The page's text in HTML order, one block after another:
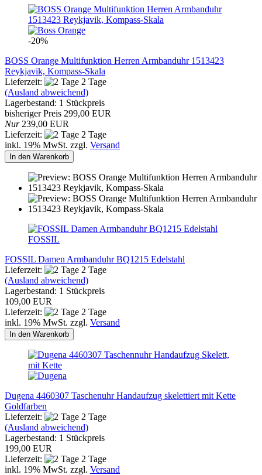
-20%
BOSS Orange Multifunktion Herren Armbanduhr 1513423
Reykjavik, Kompass-Skala
Lieferzeit:
2 Tage
(Ausland abweichend)
Lagerbestand: 1 Stückpreis
bisheriger Preis 299,00 EUR
Nur239,00 EUR
Lieferzeit:
2 Tage
inkl. 19% MwSt. zzgl. Versand
In den Warenkorb
FOSSIL
FOSSIL Damen Armbanduhr BQ1215 Edelstahl
Lieferzeit:
2 Tage
(Ausland abweichend)
Lagerbestand: 1 Stückpreis
109,00 EUR
Lieferzeit:
2 Tage
inkl. 19% MwSt. zzgl. Versand
In den Warenkorb
Dugena 4460307 Taschenuhr Handaufzug skelettiert mit Kette
Goldfarben
Lieferzeit:
2 Tage
(Ausland abweichend)
Lagerbestand: 1 Stückpreis
199,00 EUR
Lieferzeit:
2 Tage
inkl. 19% MwSt. zzgl. Versand